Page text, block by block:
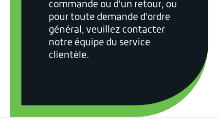
commande ou d'un retour, ou
pour toute demande d'ordre
général, veuillez contacter
notre équipe du service
clientèle.